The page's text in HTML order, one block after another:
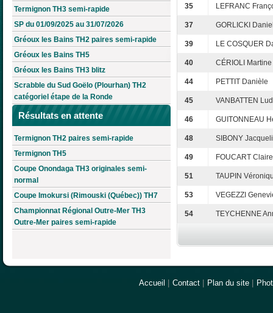
Termignon TH3 semi-rapide
SP du 01/09/2025 au 31/07/2026
Gréoux les Bains TH2 paires semi-rapide
Gréoux les Bains TH5
Gréoux les Bains TH3 blitz
Scrabble du Sud Goëlo (Plourhan) TH2
catégoriel étape de la Ronde
Résultats en attente
Termignon TH2 paires semi-rapide
Termignon TH5
Coupe Onondaga TH3 originales semi-
normal
Coupe Imokursi (Rimouski (Québec)) TH7
Championnat Régional Outre-Mer TH3
Outre-Mer paires semi-rapide
35 LEFRANC
37 GORLICKI
39 LE COSQUER
40 CÉRIOLI Martine
44 PETTIT Danièle
45 VANBATTEN
46 GUITONNEAU
48 SIBONY
49 FOUCART Claire
51 TAUPIN
53 VEGEZZI
54 TEYCHENNE
Accueil Contact Plan du site